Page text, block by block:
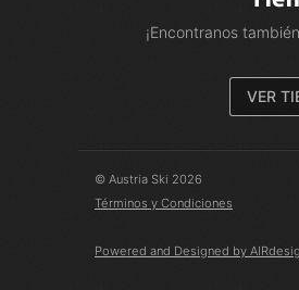
¡Encontranos
VER
© Austria Ski 2026
Términos y Condiciones
Powered and Designed by